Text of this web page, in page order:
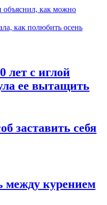
как можно
как полюбить осень
с иглой
ее вытащить
заставить себя
между курением